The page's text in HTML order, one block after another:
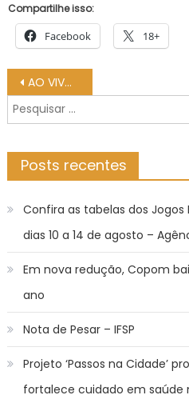
Compartilhe isso:
Facebook 18+
Navegação
de
Post
AO VIVO SC Farense x Sporting assistir EM DIRETO Português 24/25, HOJE (23/08), escalações, palpites
Pesquisar
por:
Posts recentes
Confira as tabelas dos Jogos
dias 10 a 14 de agosto –
Em nova redução, Copom
ano
Nota de Pesar – IFSP
Projeto ‘Passos na Cidade’
fortalece cuidado em saúde